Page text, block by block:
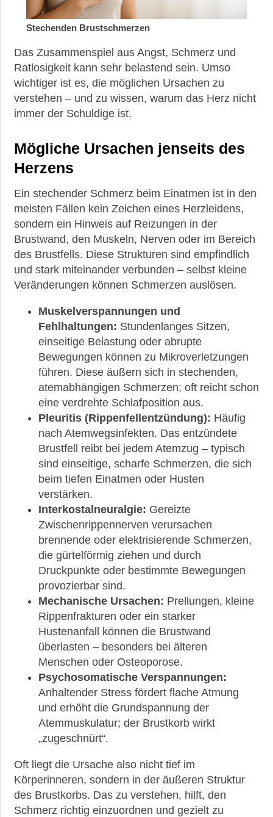
Stechenden Brustschmerzen
Das Zusammenspiel aus Angst, Schmerz und
Ratlosigkeit kann sehr belastend sein. Umso
wichtiger ist es, die möglichen Ursachen zu
verstehen – und zu wissen, warum das Herz nicht
immer der Schuldige ist.
Mögliche Ursachen jenseits des
Herzens
Ein stechender Schmerz beim Einatmen ist in den
meisten Fällen kein Zeichen eines Herzleidens,
sondern ein Hinweis auf Reizungen in der
Brustwand, den Muskeln, Nerven oder im Bereich
des Brustfells. Diese Strukturen sind empfindlich
und stark miteinander verbunden – selbst kleine
Veränderungen können Schmerzen auslösen.
Muskelverspannungen und
Fehlhaltungen: Stundenlanges Sitzen,
einseitige Belastung oder abrupte
Bewegungen können zu Mikroverletzungen
führen. Diese äußern sich in stechenden,
atemabhängigen Schmerzen; oft reicht schon
eine verdrehte Schlafposition aus.
Pleuritis (Rippenfellentzündung): Häufig
nach Atemwegsinfekten. Das entzündete
Brustfell reibt bei jedem Atemzug – typisch
sind einseitige, scharfe Schmerzen, die sich
beim tiefen Einatmen oder Husten
verstärken.
Interkostalneuralgie: Gereizte
Zwischenrippennerven verursachen
brennende oder elektrisierende Schmerzen,
die gürtelförmig ziehen und durch
Druckpunkte oder bestimmte Bewegungen
provozierbar sind.
Mechanische Ursachen: Prellungen, kleine
Rippenfrakturen oder ein starker
Hustenanfall können die Brustwand
überlasten – besonders bei älteren
Menschen oder Osteoporose.
Psychosomatische Verspannungen:
Anhaltender Stress fördert flache Atmung
und erhöht die Grundspannung der
Atemmuskulatur; der Brustkorb wirkt
„zugeschnürt“.
Oft liegt die Ursache also nicht tief im
Körperinneren, sondern in der äußeren Struktur
des Brustkorbs. Das zu verstehen, hilft, den
Schmerz richtig einzuordnen und gezielt zu
Diagnostik
Therapien
►
Krankheiten
Medikamente
Gesundheit
►
Suche